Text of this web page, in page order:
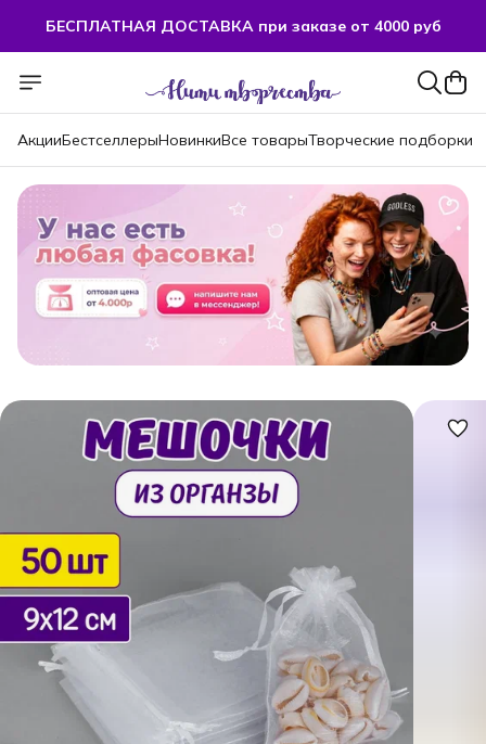
БЕСПЛАТНАЯ ДОСТАВКА при заказе от 4000 руб
АкцииБестселлерыНовинкиВсе товарыТворческие подборки